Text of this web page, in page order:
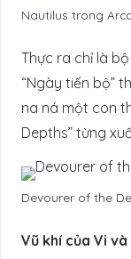
Nautilus trong
Thực ra chỉ là
“Ngày tiến bộ”
na ná một con
Depths” từng
Devourer of the
Vũ khí của Vi